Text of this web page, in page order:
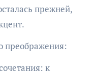
прежней,
преображения:
к